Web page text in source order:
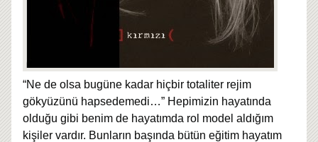
“Ne de olsa bugüne kadar hiçbir totaliter rejim
gökyüzünü hapsedemedi…” Hepimizin hayatında
olduğu gibi benim de hayatımda rol model aldığım
kişiler vardır. Bunların başında bütün eğitim hayatım